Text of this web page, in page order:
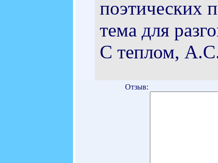
поэтических
тема для
С теплом,
Отзыв: